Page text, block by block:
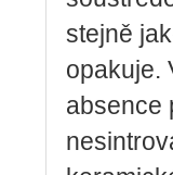
stejně
opakuje.
absence